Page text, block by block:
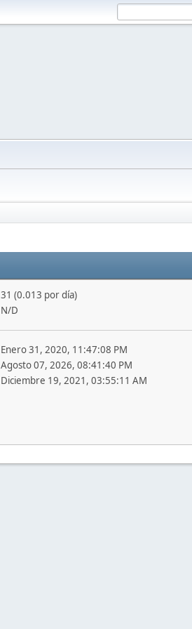
31 (0.013 por día)
N/D
Enero 31, 2020, 11:47:08 PM
Agosto 07, 2026, 08:41:40 PM
Diciembre 19, 2021, 03:55:11 AM